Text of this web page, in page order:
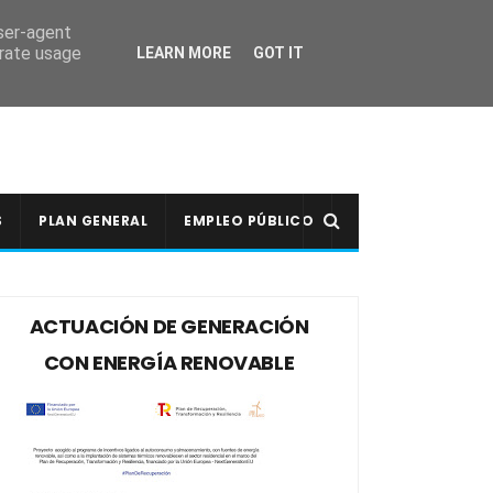
PLAN GENERAL EMPLEO PÚBLICO
ACTUACIÓN DE GENERACIÓN
CON ENERGÍA RENOVABLE
agent
usage
LEARN MORE GOT IT